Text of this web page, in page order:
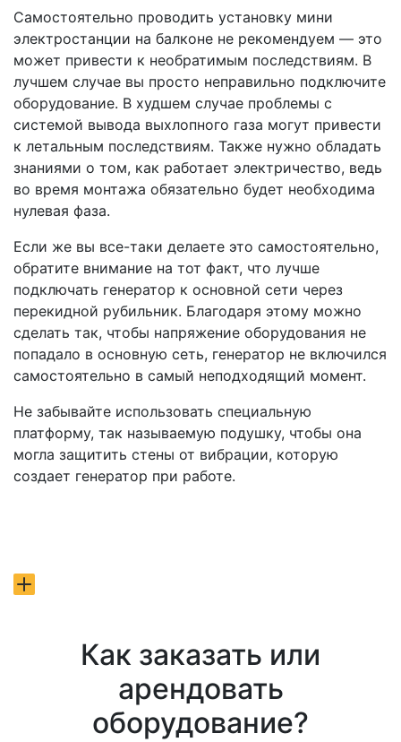
Самостоятельно проводить установку мини
электростанции на балконе не рекомендуем — это
может привести к необратимым последствиям. В
лучшем случае вы просто неправильно подключите
оборудование. В худшем случае проблемы с
системой вывода выхлопного газа могут привести
к летальным последствиям. Также нужно обладать
знаниями о том, как работает электричество, ведь
во время монтажа обязательно будет необходима
нулевая фаза.
Если же вы все-таки делаете это самостоятельно,
обратите внимание на тот факт, что лучше
подключать генератор к основной сети через
перекидной рубильник. Благодаря этому можно
сделать так, чтобы напряжение оборудования не
попадало в основную сеть, генератор не включился
самостоятельно в самый неподходящий момент.
Не забывайте использовать специальную
платформу, так называемую подушку, чтобы она
могла защитить стены от вибрации, которую
создает генератор при работе.
Как заказать или
арендовать
оборудование?